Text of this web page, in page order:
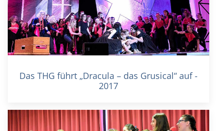
Das THG führt „Dracula – das Grusical“ auf -
2017